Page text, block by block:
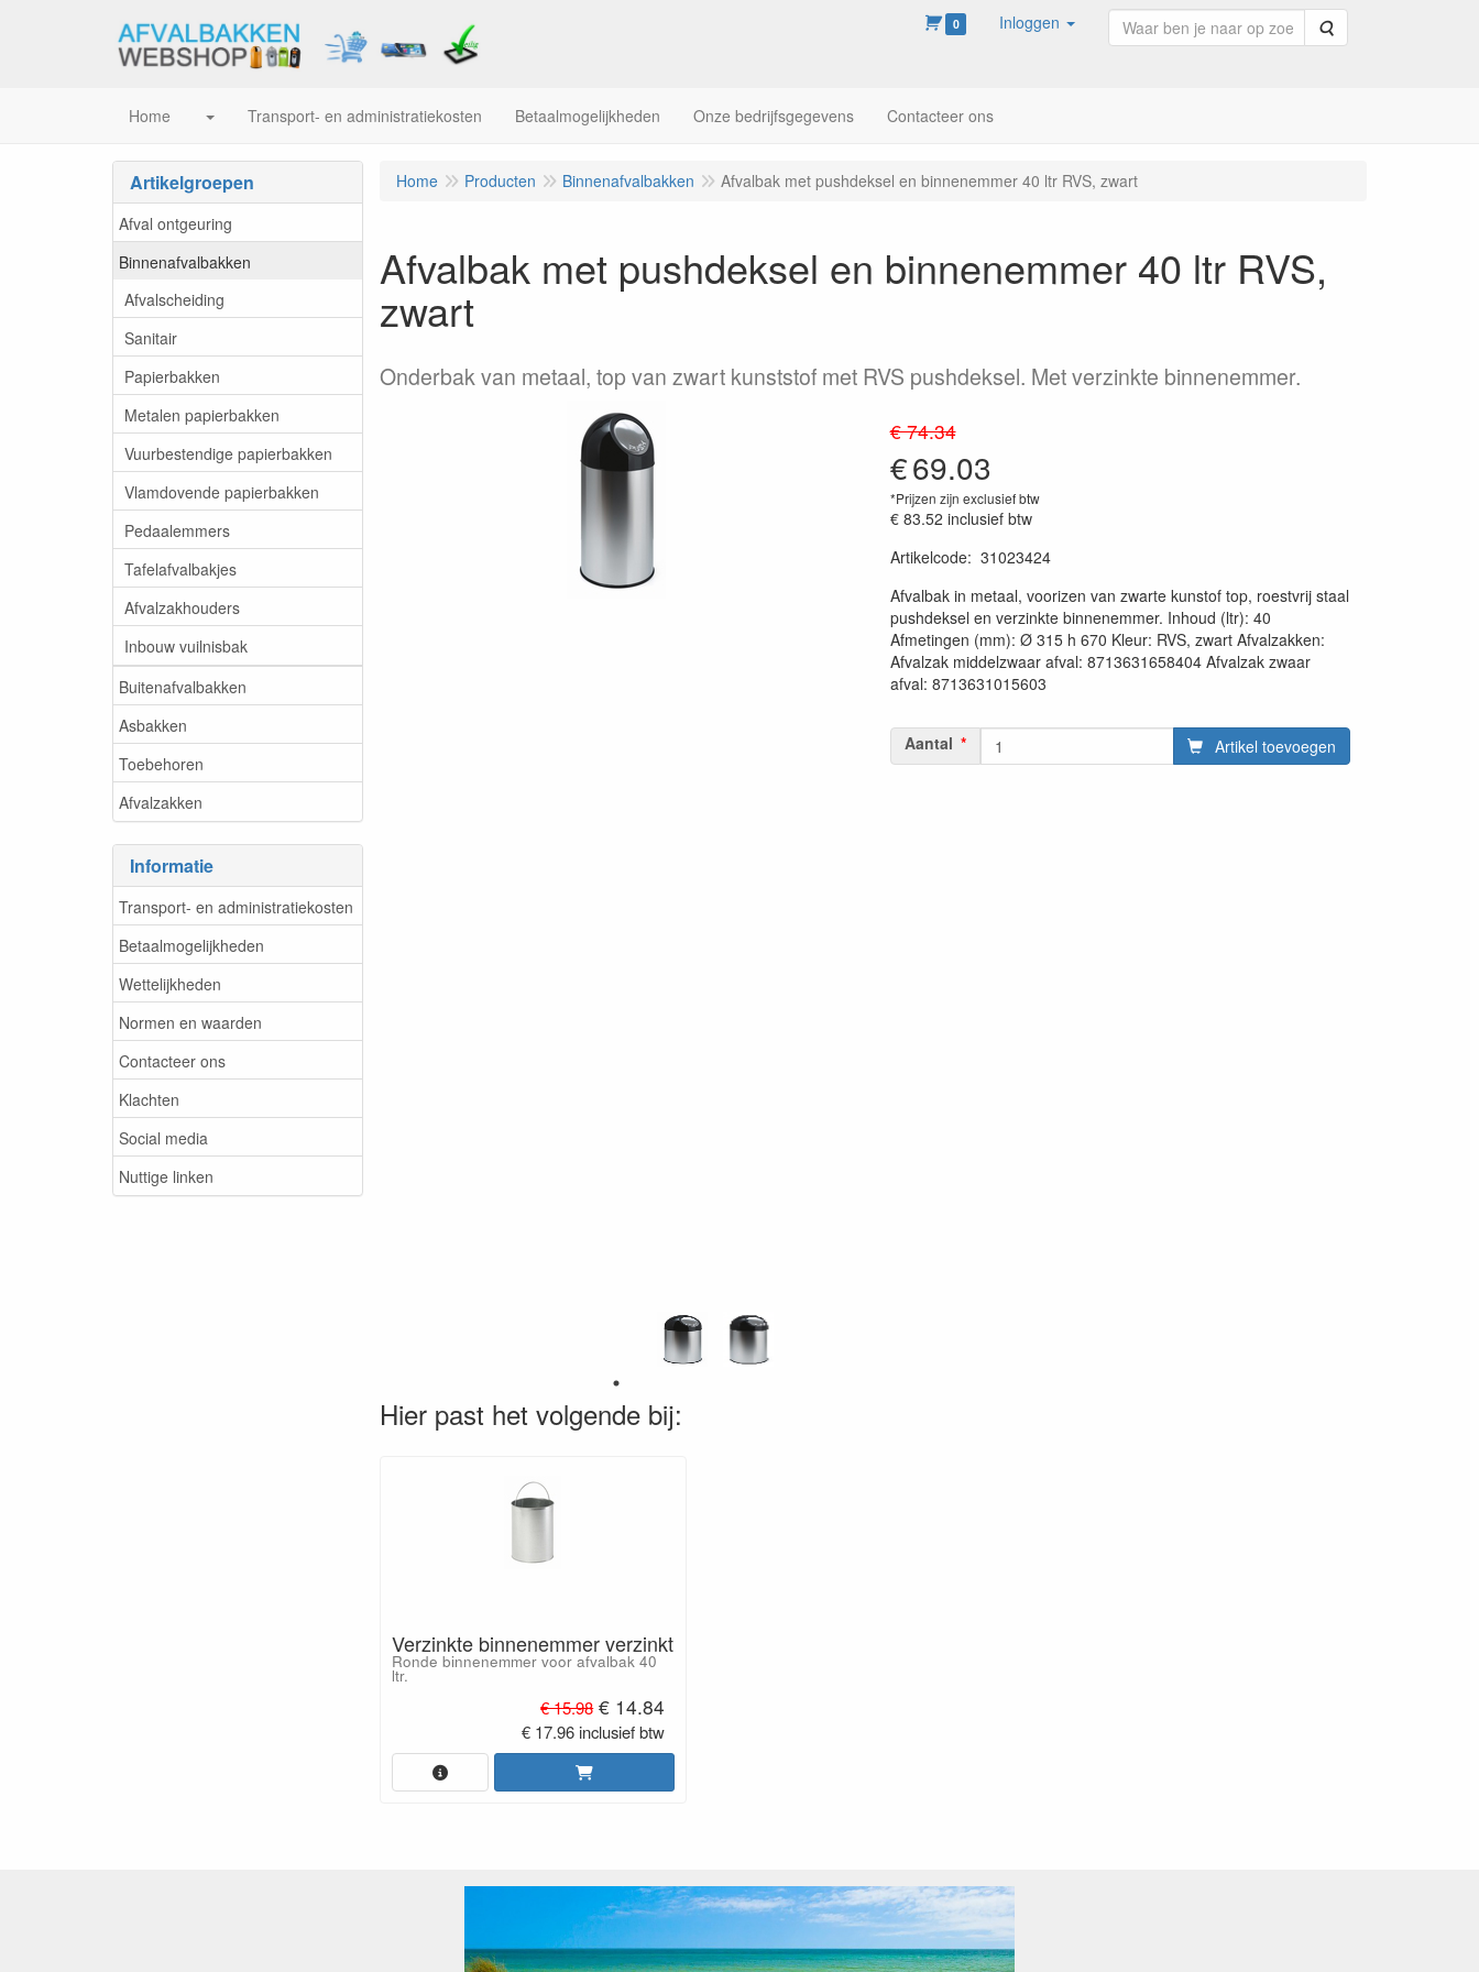
0 Inloggen Zoeken
Home Transport- en administratiekosten Betaalmogelijkheden Onze bedrijfsgegevens Contacteer ons
Artikelgroepen
Afval ontgeuring
Binnenafvalbakken
Afvalscheiding
Sanitair
Papierbakken
Metalen papierbakken
Vuurbestendige papierbakken
Vlamdovende papierbakken
Pedaalemmers
Tafelafvalbakjes
Afvalzakhouders
Inbouw vuilnisbak
Buitenafvalbakken
Asbakken
Toebehoren
Afvalzakken
Informatie
Transport- en administratiekosten
Betaalmogelijkheden
Wettelijkheden
Normen en waarden
Contacteer ons
Klachten
Social media
Nuttige linken
Home Producten Binnenafvalbakken Afvalbak met pushdeksel en binnenemmer 40 ltr RVS, zwart
Afvalbak met pushdeksel en binnenemmer 40 ltr RVS,
zwart
Onderbak van metaal, top van zwart kunststof met RVS pushdeksel. Met verzinkte binnenemmer.
€ 74.34
€69.03
*Prijzen zijn exclusief btw
€ 83.52 inclusief btw
Artikelcode: 31023424
Afvalbak in metaal, voorizen van zwarte kunstof top, roestvrij staal
pushdeksel en verzinkte binnenemmer. Inhoud (ltr): 40
Afmetingen (mm): Ø 315 h 670 Kleur: RVS, zwart Afvalzakken:
Afvalzak middelzwaar afval: 8713631658404 Afvalzak zwaar
afval: 8713631015603
Aantal Artikel toevoegen
Hier past het volgende bij:
Verzinkte binnenemmer verzinkt
Ronde binnenemmer voor afvalbak 40
ltr.
€ 15.98€ 14.84
€ 17.96 inclusief btw